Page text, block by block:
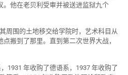
。他在老贝利受审并被送进监狱九个
周围的土地移交给学院时，艺术科目从
搬到了那里。直到第二次世界大战，
1931 年收购了德语系，1937 年收购了